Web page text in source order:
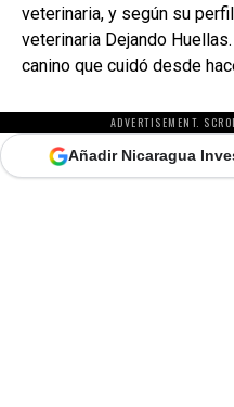
veterinaria, y según su
veterinaria Dejando
canino que cuidó desde
ADVERTISEMENT.
Añadir Nicaragua